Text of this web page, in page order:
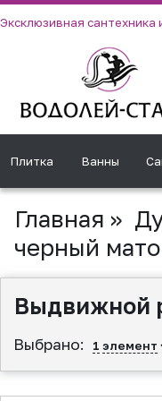
Эксклюзивная сантехника
Плитка Ванны
Главная »
черный
Выдвижной
Выбрано: 1 элемент